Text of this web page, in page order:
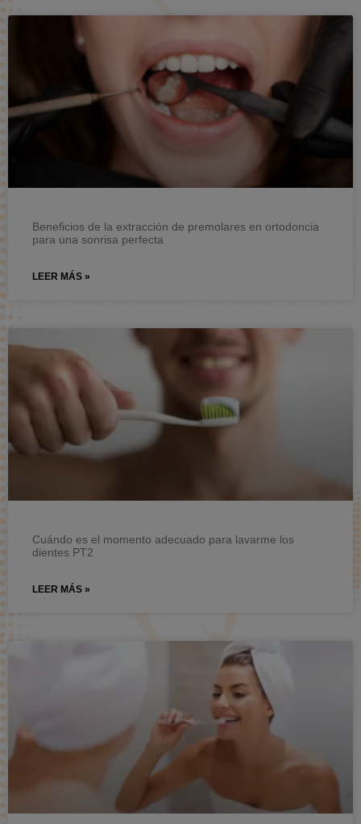
Beneficios de la extracción de premolares en ortodoncia
para una sonrisa perfecta
LEER MÁS »
Cuándo es el momento adecuado para lavarme los
dientes PT2
LEER MÁS »